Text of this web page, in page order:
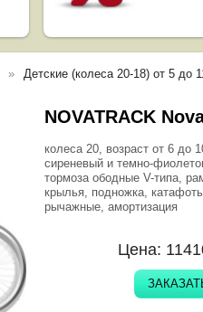
Детские (колеса 20-18) от 5 до
NOVATRACK
колеса 20, возраст от 6 до
сиреневый и темно-
тормоза ободные V-типа,
крылья, подножка,
рычажные, амортизация
Цена: